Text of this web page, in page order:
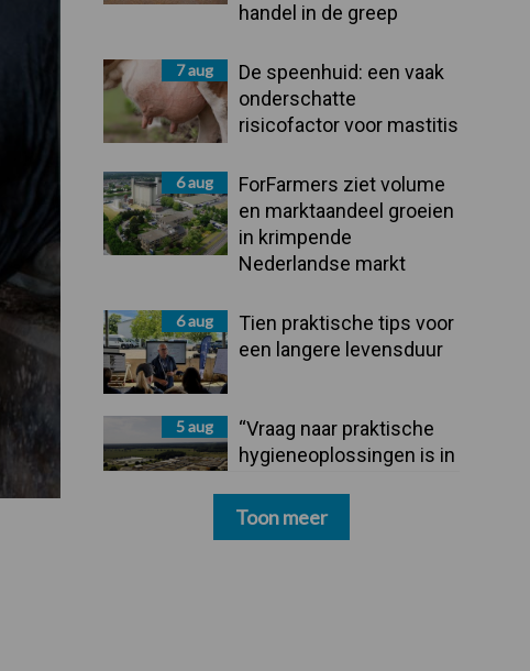
handel in de greep
7 aug
De speenhuid: een vaak
onderschatte
risicofactor voor mastitis
6 aug
ForFarmers ziet volume
en marktaandeel groeien
in krimpende
Nederlandse markt
6 aug
Tien praktische tips voor
een langere levensduur
5 aug
“Vraag naar praktische
hygieneoplossingen is in
Toon meer